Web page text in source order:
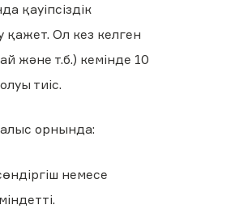
қауіпсіздік
Ол кез келген
және т.б.) кемінде 10
тиіс.
орнында:
немесе